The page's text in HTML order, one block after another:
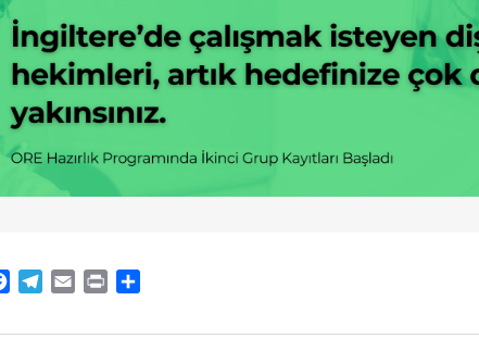
Facebook
Telegram
Email Print